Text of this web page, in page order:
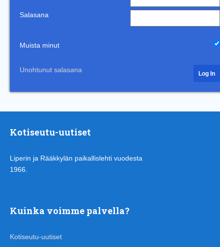
Salasana
Muista minut
Unohtunut salasana
Kotiseutu-uutiset
Liperin ja Rääkkylän paikallislehti vuodesta
1966.
Kuinka voimme palvella?
Kotiseutu-uutiset